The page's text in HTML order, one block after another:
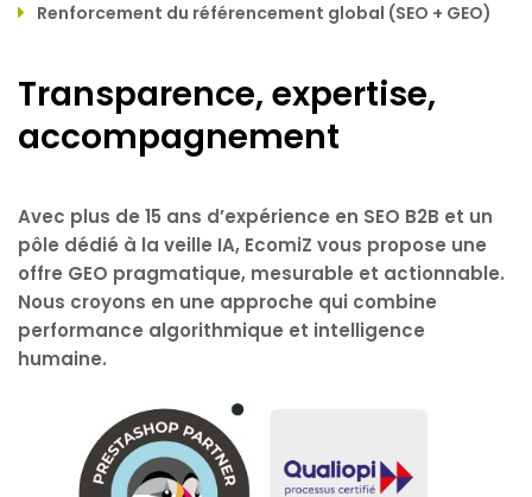
Renforcement du référencement global (SEO + GEO)
Transparence, expertise,
accompagnement
Avec plus de 15 ans d’expérience en SEO B2B et un
pôle dédié à la veille IA, EcomiZ vous propose une
offre GEO pragmatique, mesurable et actionnable.
Nous croyons en une approche qui combine
performance algorithmique et intelligence
humaine.